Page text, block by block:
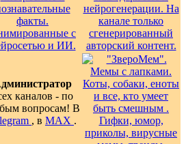
каналов - по
вопросам! В
, в MAX .